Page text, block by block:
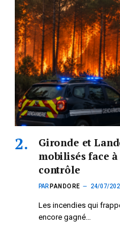
Gironde et
mobilisés face
contrôle
PAR PANDORE 24/07/
Les incendies qui
encore gagné…